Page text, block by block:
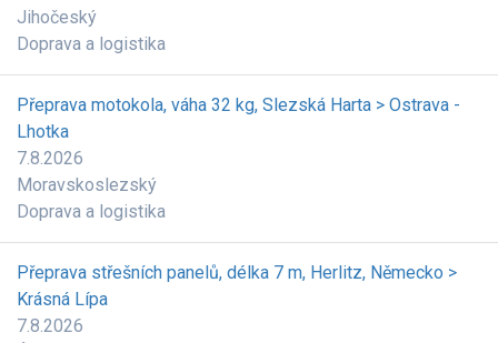
Jihočeský
Doprava a logistika
Přeprava motokola, váha 32 kg, Slezská Harta > Ostrava -
Lhotka
7.8.2026
Moravskoslezský
Doprava a logistika
Přeprava střešních panelů, délka 7 m, Herlitz, Německo >
Krásná Lípa
7.8.2026